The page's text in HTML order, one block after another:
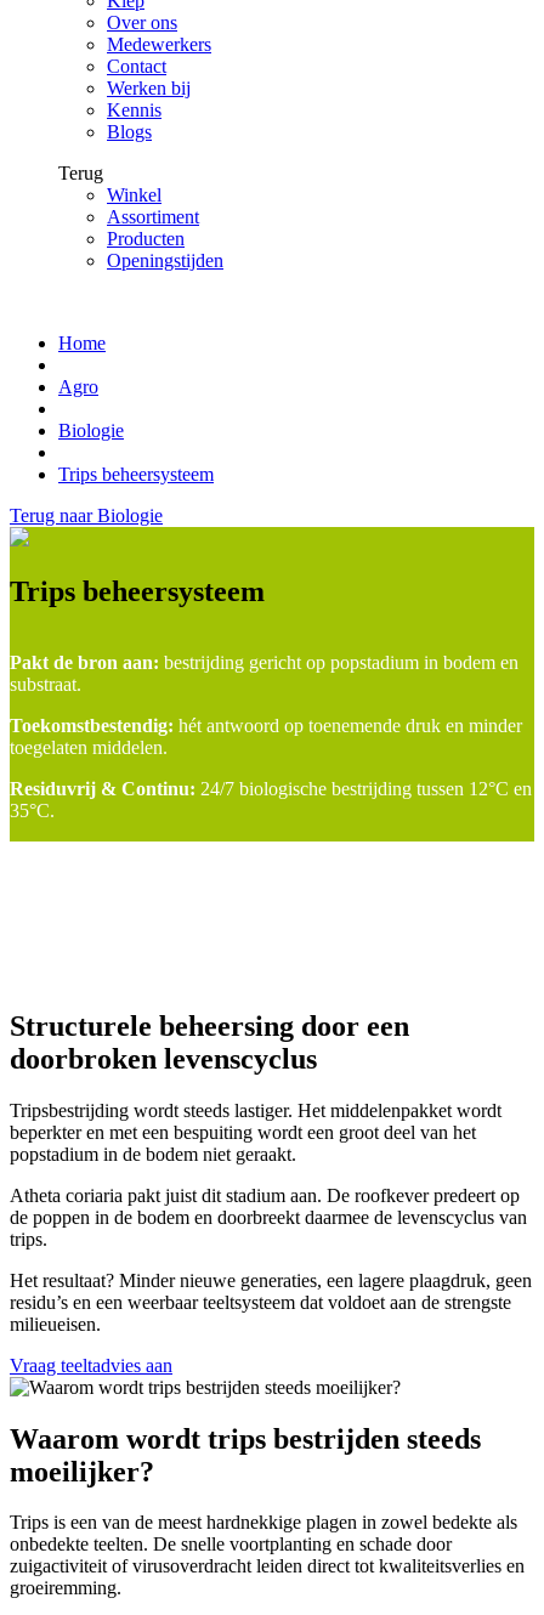
Over ons
Medewerkers
Contact
Werken bij
Kennis
Blogs
Terug
Winkel
Assortiment
Producten
Openingstijden
Home
Agro
Biologie
Trips beheersysteem
Terug naar Biologie
Trips beheersysteem
Pakt de bron aan: bestrijding gericht op popstadium in bodem en
substraat.
Toekomstbestendig: hét antwoord op toenemende druk en minder
toegelaten middelen.
Residuvrij & Continu: 24/7 biologische bestrijding tussen 12°C en
35°C.
Structurele beheersing door een
doorbroken levenscyclus
Tripsbestrijding wordt steeds lastiger. Het middelenpakket wordt
beperkter en met een bespuiting wordt een groot deel van het
popstadium in de bodem niet geraakt.
Atheta coriaria pakt juist dit stadium aan. De roofkever predeert op
de poppen in de bodem en doorbreekt daarmee de levenscyclus van
trips.
Het resultaat? Minder nieuwe generaties, een lagere plaagdruk, geen
residu’s en een weerbaar teeltsysteem dat voldoet aan de strengste
milieueisen.
Vraag teeltadvies aan
Waarom wordt trips bestrijden steeds
moeilijker?
Trips is een van de meest hardnekkige plagen in zowel bedekte als
onbedekte teelten. De snelle voortplanting en schade door
zuigactiviteit of virusoverdracht leiden direct tot kwaliteitsverlies en
groeiremming.